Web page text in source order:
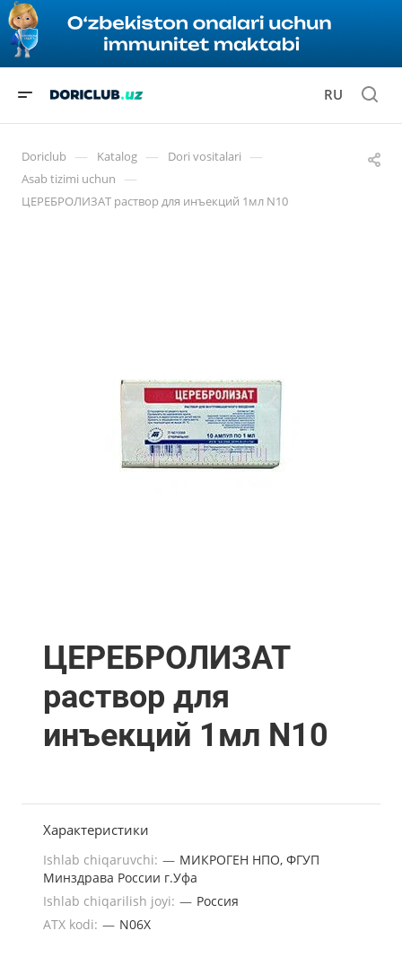
RU
Doriclub — Katalog — Dori vositalari —
Asab tizimi uchun —
ЦЕРЕБРОЛИЗАТ раствор для инъекций 1мл N10
ЦЕРЕБРОЛИЗАТ
раствор для
инъекций 1мл N10
Характеристики
Ishlab chiqaruvchi: — МИКРОГЕН НПО, ФГУП
Минздрава России г.Уфа
Ishlab chiqarilish joyi: — Россия
ATX kodi: — N06X